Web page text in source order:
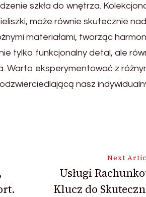
szkła do wnętrza.
może równie skutecznie
materiałami, tworząc
tylko funkcjonalny detal, ale
eksperymentować z
nasz
Next
Usługi
Klucz do